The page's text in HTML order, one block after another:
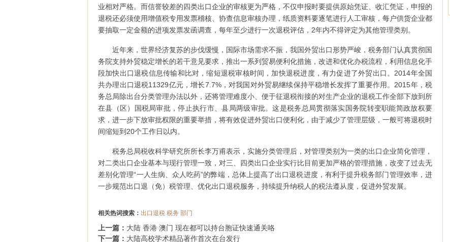
业相对严格。而信誉较差的四类出口企业的审核更为严格，不仅申报时要提供原始凭证、收汇凭证，申报的
退税还必须使用增值税专用发票稽核、协查信息审核办理，纸质资料要逐笔进行人工审核，每户供货企业都
要抽取一定金额的进项发票发函调查，每年至少进行一次退税评估，2年内不得评定为其他管理类别。
近年来，世界经济复苏的步伐缓慢，国际市场需求不振，我国外贸出口形势严峻，税务部门认真贯彻国
务院支持外贸稳定增长的若干意见要求，推出一系列贸易便利化措施，改进和优化办税流程，利用信息化手
段加快出口退税信息传输和比对，缩短退税审核时间，加快退税进度，有力促进了外贸出口。2014年全国
共办理出口退税11329亿元，增长7.7%，对我国对外贸易继续保持平稳增长发挥了重要作用。2015年，税
务总局除出台分类管理办法以外，还将管理难度小、便于征退税衔接的对生产企业的退税工作全部下放到所
在县（区）国税局审批，停止执行市、县局两级审批。这是税务总局贯彻落实国务院转变职能简政放权要
求，进一步下放审批权限的重要举措，将有效促进外贸出口便利化，由于减少了管理层级，一般可将退税时
间缩短到20个工作日以内。
税务总局税收科学研究所所长李万甫表示，实施分类管理后，对管理类别为一类的出口企业简化管理，
对二类出口企业基本与现行管理一致，对三、四类出口企业实行比目前更加严格的管理措施，改变了过去无
差别化管理“一人生病、众人吃药”的弊端，总体上提高了出口退税进度，有利于提升税务部门管理效率，进
一步规范出口退（免）税管理、优化出口退税服务，持续提升纳税人的税法遵从度，促进外贸发展。
相关热词搜索： 出口退税 税务 部门
上一篇： 大陆 香港 澳门 现在都可以持台胞证快速通关咯
下一篇： 大陆高校学术精品著作首次在台发行